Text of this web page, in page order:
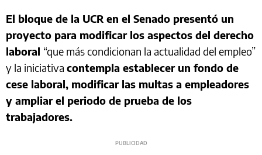
El bloque de la UCR en el Senado presentó un
proyecto para modificar los aspectos del derecho
laboral “que más condicionan la actualidad del empleo”
y la iniciativa contempla establecer un fondo de
cese laboral, modificar las multas a empleadores
y ampliar el periodo de prueba de los
trabajadores.